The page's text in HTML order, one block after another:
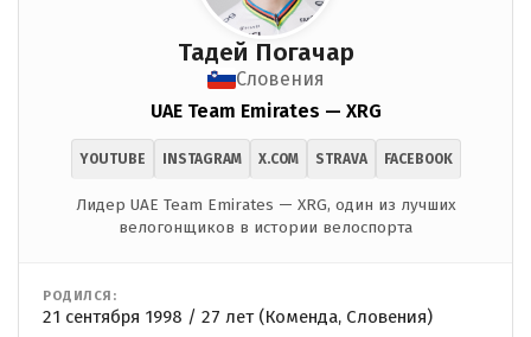
Тадей Погачар
Словения
UAE Team Emirates — XRG
YOUTUBE INSTAGRAM X.COM STRAVA FACEBOOK
Лидер UAE Team Emirates — XRG, один из лучших
велогонщиков в истории велоспорта
РОДИЛСЯ:
21 сентября 1998 / 27 лет (Коменда, Словения)